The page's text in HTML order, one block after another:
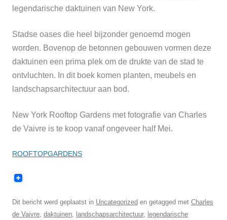
legendarische daktuinen van New York.
Stadse oases die heel bijzonder genoemd mogen
worden. Bovenop de betonnen gebouwen vormen deze
daktuinen een prima plek om de drukte van de stad te
ontvluchten. In dit boek komen planten, meubels en
landschapsarchitectuur aan bod.
New York Rooftop Gardens met fotografie van Charles
de Vaivre is te koop vanaf ongeveer half Mei.
ROOFTOPGARDENS
Dit bericht werd geplaatst in Uncategorized en getagged met Charles
de Vaivre, daktuinen, landschapsarchitectuur, legendarische